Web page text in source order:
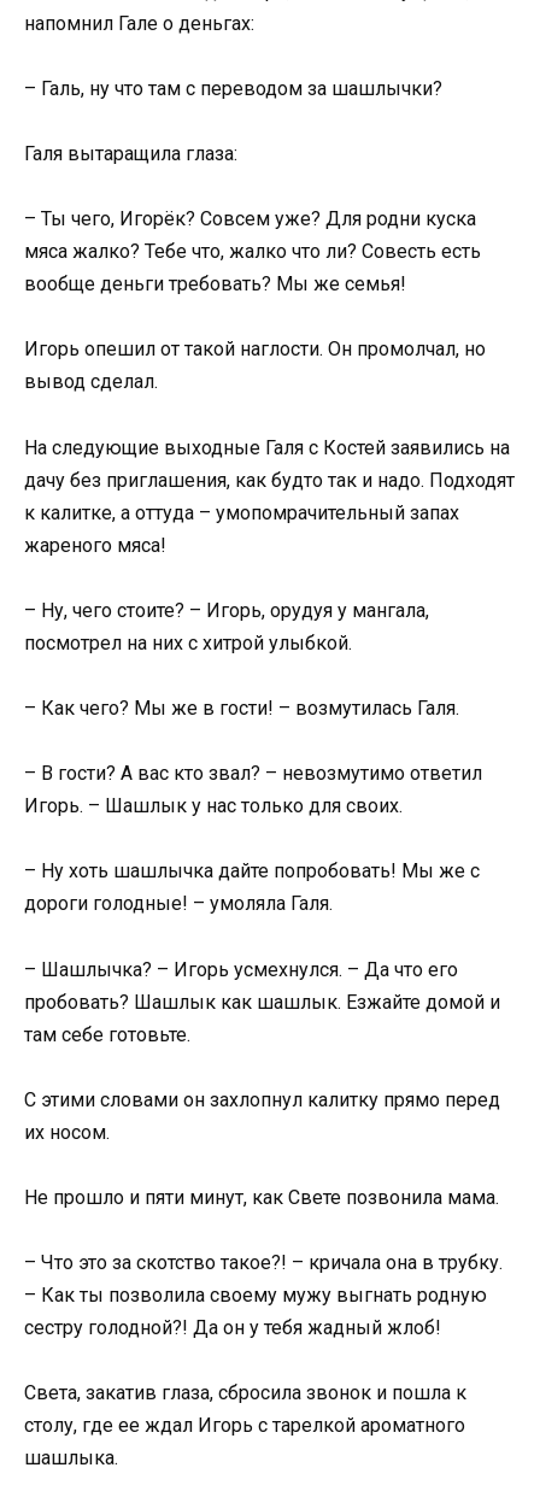
напомнил Гале о деньгах:
– Галь, ну что там с переводом за шашлычки?
Галя вытаращила глаза:
– Ты чего, Игорёк? Совсем уже? Для родни куска
мяса жалко? Тебе что, жалко что ли? Совесть есть
вообще деньги требовать? Мы же семья!
Игорь опешил от такой наглости. Он промолчал, но
вывод сделал.
На следующие выходные Галя с Костей заявились на
дачу без приглашения, как будто так и надо. Подходят
к калитке, а оттуда – умопомрачительный запах
жареного мяса!
– Ну, чего стоите? – Игорь, орудуя у мангала,
посмотрел на них с хитрой улыбкой.
– Как чего? Мы же в гости! – возмутилась Галя.
– В гости? А вас кто звал? – невозмутимо ответил
Игорь. – Шашлык у нас только для своих.
– Ну хоть шашлычка дайте попробовать! Мы же с
дороги голодные! – умоляла Галя.
– Шашлычка? – Игорь усмехнулся. – Да что его
пробовать? Шашлык как шашлык. Езжайте домой и
там себе готовьте.
С этими словами он захлопнул калитку прямо перед
их носом.
Не прошло и пяти минут, как Свете позвонила мама.
– Что это за скотство такое?! – кричала она в трубку.
– Как ты позволила своему мужу выгнать родную
сестру голодной?! Да он у тебя жадный жлоб!
Света, закатив глаза, сбросила звонок и пошла к
столу, где ее ждал Игорь с тарелкой ароматного
шашлыка.